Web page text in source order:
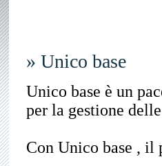
» Unico base
Unico base è un
per la gestione
Con Unico base , il